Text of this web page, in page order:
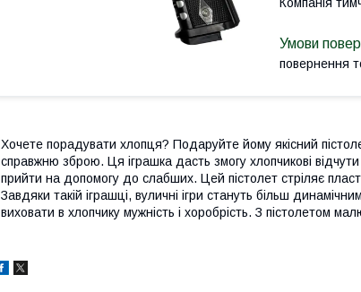
повернення
Хочете порадувати хлопця? Подаруйте йому якісний
справжню зброю. Ця іграшка дасть змогу хлопчикові
прийти на допомогу до слабших. Цей пістолет стріляє
Завдяки такій іграшці, вуличні ігри стануть більш
виховати в хлопчику мужність і хоробрість. З пістолетом